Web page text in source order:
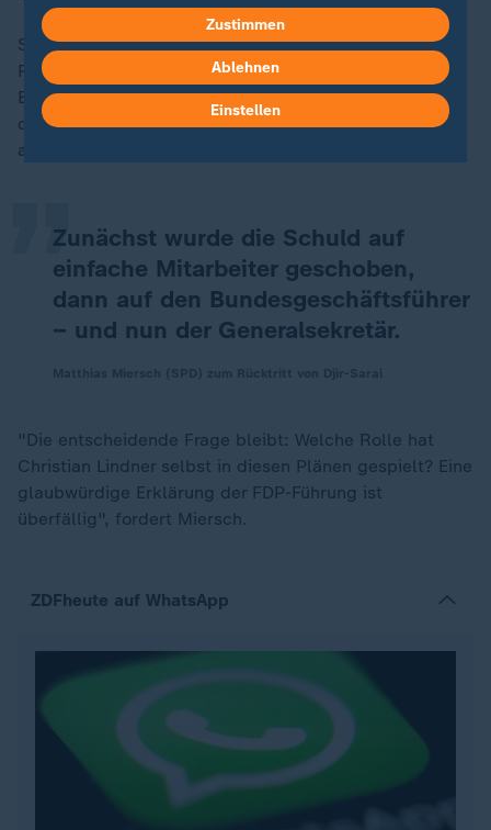
SPD-Generalsekretär Matthias Miersch hat den
Rücktritt von Djir-Sarai als "durchschaubares
Bauernopfer" bezeichnet. Der Schritt sei erfolgt, "um
die Verantwortung von FDP-Chef Christian Lindner
abzulenken".
Zunächst wurde die Schuld auf
einfache Mitarbeiter geschoben,
dann auf den Bundesgeschäftsführer
– und nun der Generalsekretär.
„
"Die entscheidende Frage bleibt: Welche Rolle hat
Christian Lindner selbst in diesen Plänen gespielt? Eine
glaubwürdige Erklärung der FDP-Führung ist
überfällig", fordert Miersch.
ZDFheute auf WhatsApp
Zustimmen
Ablehnen
Einstellen